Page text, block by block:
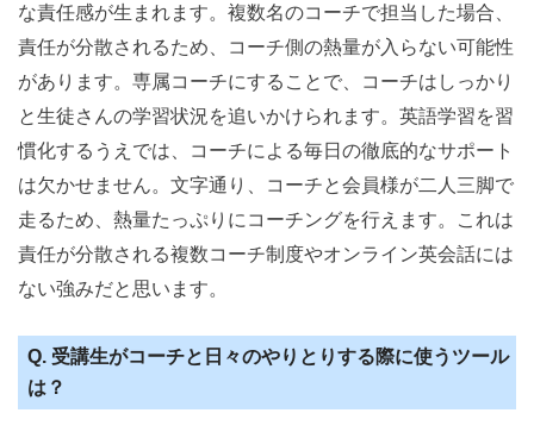
な責任感が生まれます。複数名のコーチで担当した場合、
責任が分散されるため、コーチ側の熱量が入らない可能性
があります。専属コーチにすることで、コーチはしっかり
と生徒さんの学習状況を追いかけられます。英語学習を習
慣化するうえでは、コーチによる毎日の徹底的なサポート
は欠かせません。文字通り、コーチと会員様が二人三脚で
走るため、熱量たっぷりにコーチングを行えます。これは
責任が分散される複数コーチ制度やオンライン英会話には
ない強みだと思います。
Q. 受講生がコーチと日々のやりとりする際に使うツール
は？